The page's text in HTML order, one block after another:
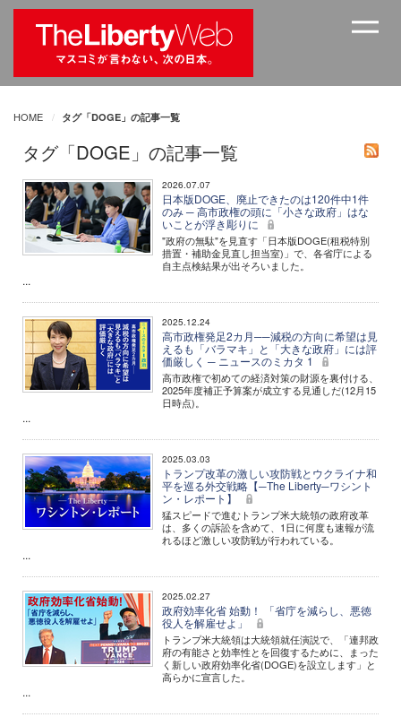
HOME タグ「DOGE」の記事一覧
タグ「DOGE」の記事一覧
2026.07.07
日本版DOGE、廃止できたのは120件中1件
のみ ─ 高市政権の頭に「小さな政府」はな
いことが浮き彫りに
"政府の無駄"を見直す「日本版DOGE(租税特別
措置・補助金見直し担当室)」で、各省庁による
自主点検結果が出そろいました。
...
2025.12.24
高市政権発足2カ月──減税の方向に希望は見
えるも「バラマキ」と「大きな政府」には評
価厳しく ─ ニュースのミカタ 1
高市政権で初めての経済対策の財源を裏付ける、
2025年度補正予算案が成立する見通しだ(12月15
日時点)。
...
2025.03.03
トランプ改革の激しい攻防戦とウクライナ和
平を巡る外交戦略【─The Liberty─ワシント
ン・レポート】
猛スピードで進むトランプ米大統領の政府改革
は、多くの訴訟を含めて、1日に何度も速報が流
れるほど激しい攻防戦が行われている。
...
2025.02.27
政府効率化省 始動！ 「省庁を減らし、悪徳
役人を解雇せよ」
トランプ米大統領は大統領就任演説で、「連邦政
府の有能さと効率性とを回復するために、まった
く新しい政府効率化省(DOGE)を設立します」と
高らかに宣言した。
...